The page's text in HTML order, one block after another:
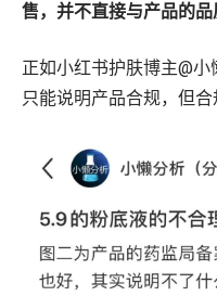
售，并不直接与产品的品
正如小红书护肤博主@
只能说明产品合规，但合